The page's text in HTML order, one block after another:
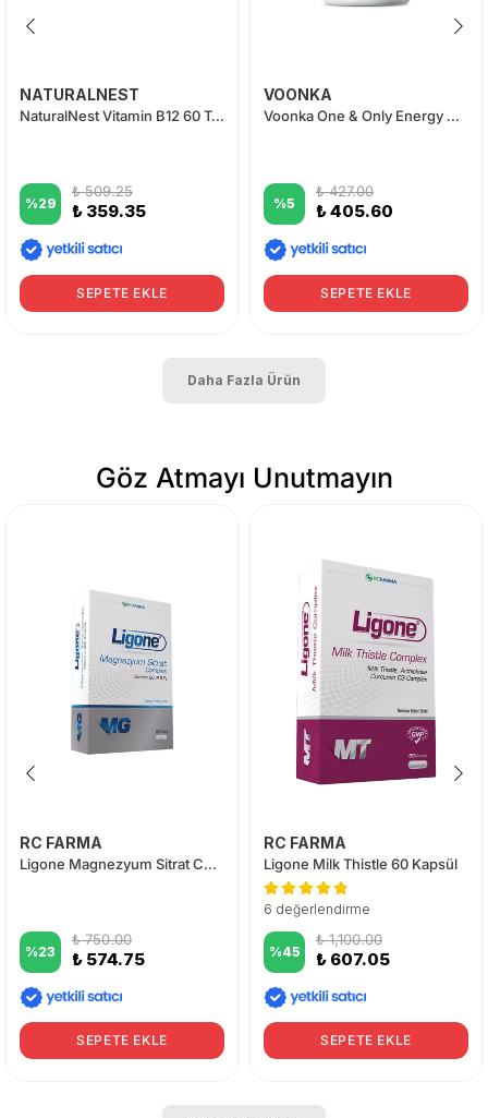
NATURALNEST
NaturalNest Vitamin B12 60 Tablet Fırsat Paketi
%29
₺ 509.25
₺ 359.35
SEPETE EKLE
VOONKA
Voonka One & Only Energy Max 32 Tablet
%5
₺ 427.00
₺ 405.60
SEPETE EKLE
Daha Fazla Ürün
Göz Atmayı Unutmayın
RC FARMA
Ligone Magnezyum Sitrat Complex 60 Tablet
%23
₺ 750.00
₺ 574.75
SEPETE EKLE
RC FARMA
Ligone Milk Thistle 60 Kapsül
6 değerlendirme
%45
₺ 1,100.00
₺ 607.05
SEPETE EKLE